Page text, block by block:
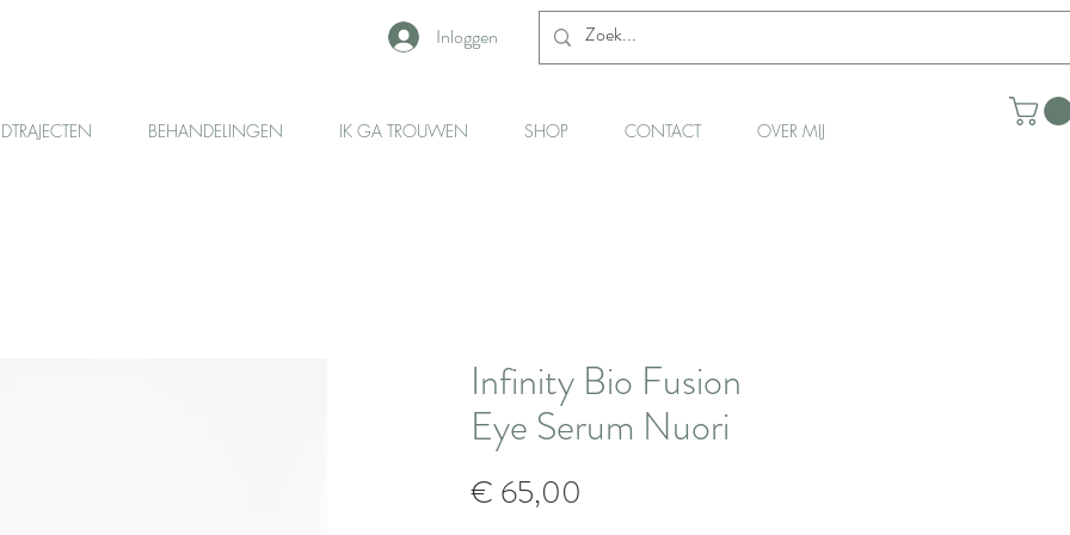
Inloggen
BEHANDELINGEN IK GA TROUWEN SHOP CONTACT OVER MIJ
Infinity Bio Fusion
Eye Serum Nuori
€ 65,00